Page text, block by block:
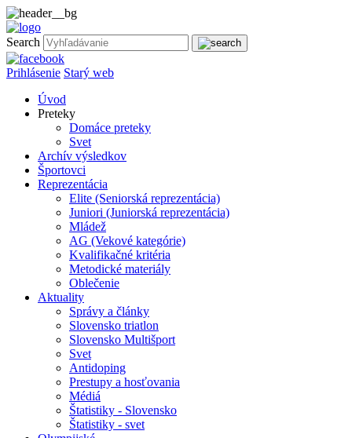
Search
Prihlásenie Starý web
Úvod
Preteky
Domáce preteky
Svet
Archív výsledkov
Športovci
Reprezentácia
Elite (Seniorská reprezentácia)
Juniori (Juniorská reprezentácia)
Mládež
AG (Vekové kategórie)
Kvalifikačné kritéria
Metodické materiály
Oblečenie
Aktuality
Správy a články
Slovensko triatlon
Slovensko Multišport
Svet
Antidoping
Prestupy a hosťovania
Médiá
Štatistiky - Slovensko
Štatistiky - svet